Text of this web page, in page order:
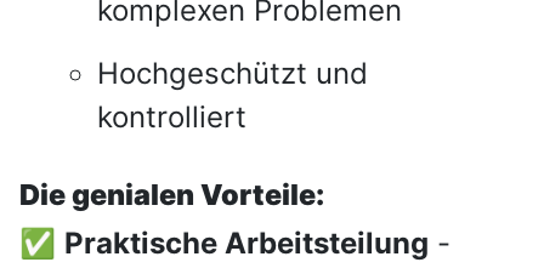
komplexen Problemen
Hochgeschützt und
kontrolliert
Die genialen Vorteile:
✅ Praktische Arbeitsteilung -